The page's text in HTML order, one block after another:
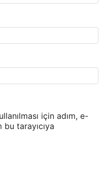
için adım, e-
tarayıcıya